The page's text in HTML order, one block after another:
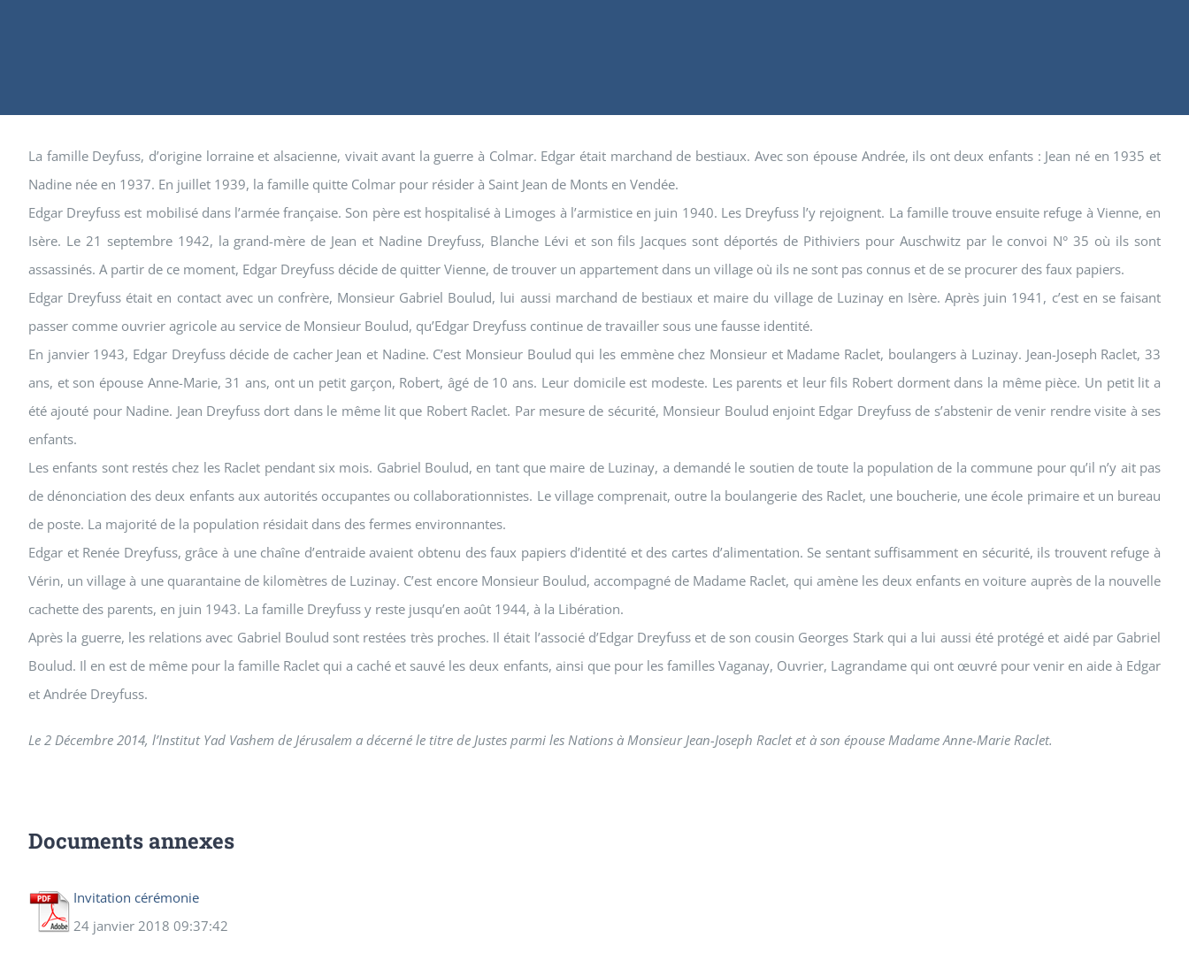
La famille Deyfuss, d’origine lorraine et alsacienne, vivait avant la guerre à Colmar. Edgar était marchand de bestiaux. Avec son épouse Andrée, ils ont deux enfants : Jean né en 1935 et
Nadine née en 1937. En juillet 1939, la famille quitte Colmar pour résider à Saint Jean de Monts en Vendée.
Edgar Dreyfuss est mobilisé dans l’armée française. Son père est hospitalisé à Limoges à l’armistice en juin 1940. Les Dreyfuss l’y rejoignent. La famille trouve ensuite refuge à Vienne, en
Isère. Le 21 septembre 1942, la grand-mère de Jean et Nadine Dreyfuss, Blanche Lévi et son fils Jacques sont déportés de Pithiviers pour Auschwitz par le convoi N° 35 où ils sont
assassinés. A partir de ce moment, Edgar Dreyfuss décide de quitter Vienne, de trouver un appartement dans un village où ils ne sont pas connus et de se procurer des faux papiers.
Edgar Dreyfuss était en contact avec un confrère, Monsieur Gabriel Boulud, lui aussi marchand de bestiaux et maire du village de Luzinay en Isère. Après juin 1941, c’est en se faisant
passer comme ouvrier agricole au service de Monsieur Boulud, qu’Edgar Dreyfuss continue de travailler sous une fausse identité.
En janvier 1943, Edgar Dreyfuss décide de cacher Jean et Nadine. C’est Monsieur Boulud qui les emmène chez Monsieur et Madame Raclet, boulangers à Luzinay. Jean-Joseph Raclet, 33
ans, et son épouse Anne-Marie, 31 ans, ont un petit garçon, Robert, âgé de 10 ans. Leur domicile est modeste. Les parents et leur fils Robert dorment dans la même pièce. Un petit lit a
été ajouté pour Nadine. Jean Dreyfuss dort dans le même lit que Robert Raclet. Par mesure de sécurité, Monsieur Boulud enjoint Edgar Dreyfuss de s’abstenir de venir rendre visite à ses
enfants.
Les enfants sont restés chez les Raclet pendant six mois. Gabriel Boulud, en tant que maire de Luzinay, a demandé le soutien de toute la population de la commune pour qu’il n’y ait pas
de dénonciation des deux enfants aux autorités occupantes ou collaborationnistes. Le village comprenait, outre la boulangerie des Raclet, une boucherie, une école primaire et un bureau
de poste. La majorité de la population résidait dans des fermes environnantes.
Edgar et Renée Dreyfuss, grâce à une chaîne d’entraide avaient obtenu des faux papiers d’identité et des cartes d’alimentation. Se sentant suffisamment en sécurité, ils trouvent refuge à
Vérin, un village à une quarantaine de kilomètres de Luzinay. C’est encore Monsieur Boulud, accompagné de Madame Raclet, qui amène les deux enfants en voiture auprès de la nouvelle
cachette des parents, en juin 1943. La famille Dreyfuss y reste jusqu’en août 1944, à la Libération.
Après la guerre, les relations avec Gabriel Boulud sont restées très proches. Il était l’associé d’Edgar Dreyfuss et de son cousin Georges Stark qui a lui aussi été protégé et aidé par Gabriel
Boulud. Il en est de même pour la famille Raclet qui a caché et sauvé les deux enfants, ainsi que pour les familles Vaganay, Ouvrier, Lagrandame qui ont œuvré pour venir en aide à Edgar
et Andrée Dreyfuss.
Le 2 Décembre 2014, l’Institut Yad Vashem de Jérusalem a décerné le titre de Justes parmi les Nations à Monsieur Jean-Joseph Raclet et à son épouse Madame Anne-Marie Raclet.
Documents annexes
Invitation cérémonie
24 janvier 2018 09:37:42